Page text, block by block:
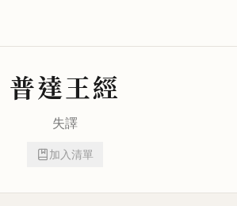
普達王經
失譯
加入清單